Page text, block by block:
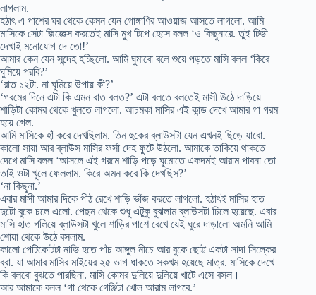
লাগলাম.
হঠাৎ এ পাশের ঘর থেকে কেমন যেন গোঙ্গাণির আওয়াজ আসতে লাগলো. আমি
মাসিকে সেটা জিজ্ঞেস করতেই মাসি মুখ টিপে হেসে বলল ‘ও কিছুনারে. তুই টিভী
দেখাই মনোযোগ দে তো!’
আমার কেন যেন সন্দেহ হচ্ছিলো. আমি ঘুমাবো বলে শুয়ে পড়তে মাসি বলল ‘কিরে
ঘুমিয়ে পরবি?’
‘রাত ১২টা. না ঘুমিয়ে উপায় কী?’
‘গরমের দিনে এটা কি এমন রাত বলত?’ এটা বলতে বলতেই মাসী উঠে দাড়িয়ে
শাড়িটা কোমর থেকে খুলতে লাগলো. আচমকা মাসির এই কান্ড দেখে আমার গা গরম
হয়ে গেল.
আমি মাসিকে হাঁ করে দেখছিলাম. তিন হুকের ব্লাউসটা যেন এখনই ছিড়ে যাবো.
কালো সায়া আর ব্লাউস মাসির ফর্সা দেহ ফুটে উঠলো. আমাকে তাকিয়ে থাকতে
দেখে মাসি বলল ‘আসলে এই গরমে শাড়ি পড়ে ঘুমোতে একদমই আরাম পাবনা তো
তাই ওটা খুলে ফেললাম. কিরে অমন করে কি দেখছিস?’
‘না কিছুনা.’
এবার মাসী আমার দিকে পীঠ রেখে শাড়ি ভাঁজ করতে লাগলো. হঠাৎই মাসির হাত
দুটো বুকে চলে এলো. পেছন থেকে শুধু এটুকু বুঝলাম ব্লাউসটা ঢিলে হয়েছে. এবার
মাসি হাত গলিয়ে ব্লাউসটা খুলে শাড়ির পাশে রেখে যেই ঘুরে দাড়ালো অমনি আমি
শোয়া থেকে উঠে বসলাম.
কালো পেটিকোটটা নাভি হতে পাঁচ আঙ্গুল নীচে আর বুকে ছোট্ট একটা সাদা সিল্কের
ব্রা. যা আমার মাসির মাইয়ের ২৫ ভাগ ধাকতে সকখম হয়েছে মাত্র. মাসিকে দেখে
কি বলবো বুঝতে পারছিনা. মাসি কোমর দুলিয়ে দুলিয়ে খাটে এসে বসল।
আর আমাকে বলল ‘গা থেকে গেঞ্জিটা খোল আরাম লাগবে.’